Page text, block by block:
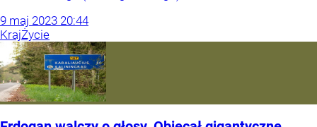
9 maj 2023 20:44
KrajŻycie